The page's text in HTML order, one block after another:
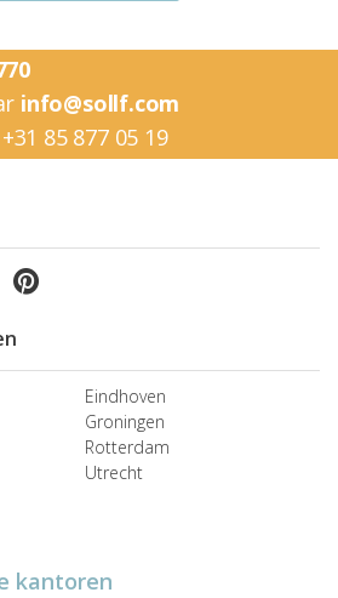
info@sollf.com
85 877 05 19
Eindhoven
Groningen
Rotterdam
Utrecht
kantoren